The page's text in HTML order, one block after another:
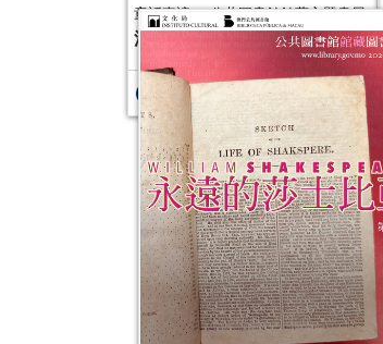
童話真諦──公共圖書館館藏主題書展
活動日期：2025年08月22日